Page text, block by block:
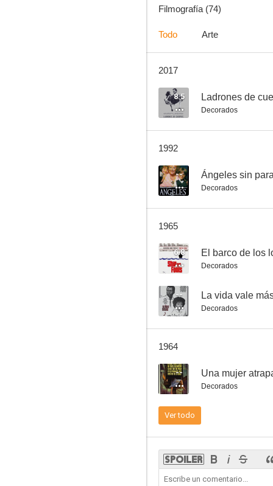
6.6
Filmografía (74)
Todo Arte
2017
8.5 Ladrones de
Decorados
1992
-- Ángeles sin
Decorados
1965
6.8 El barco de los
Decorados
-- La vida vale
Decorados
1964
-- Una mujer
Decorados
Ver todo